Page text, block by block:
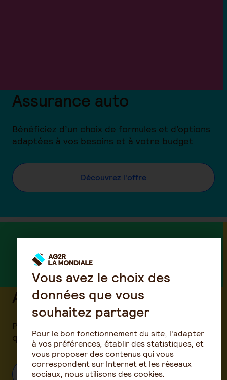
Assurance auto
Bénéficiez d’un choix de formules et d’options
adaptées à vos besoins et à votre budget
Découvrez l'offre
Assurance habitation
Protégez votre logement et vos équipements,
que vous soyez locataire ou propriétaire
Découvrez l'offre
Vous avez le choix des
données que vous
souhaitez partager
Pour le bon fonctionnement du site, l'adapter
à vos préférences, établir des statistiques, et
vous proposer des contenus qui vous
correspondent sur Internet et les réseaux
sociaux, nous utilisons des cookies.